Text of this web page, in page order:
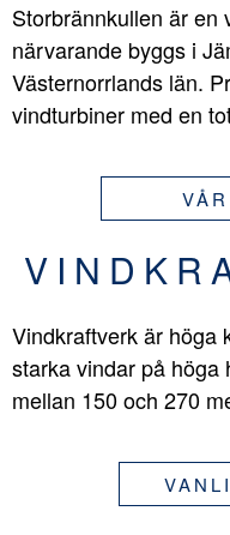
Storbrännkullen är en
närvarande byggs i
Västernorrlands län.
vindturbiner med en
Vindkraftverk är höga
starka vindar på höga
mellan 150 och 270